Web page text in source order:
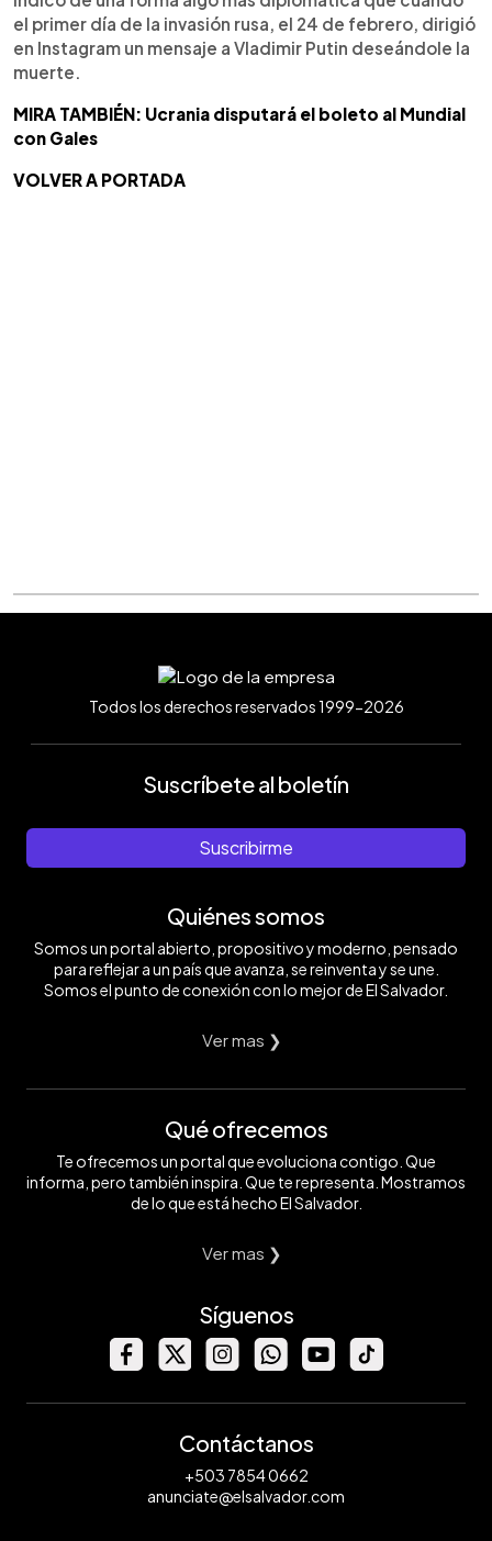
el primer día de la invasión rusa, el 24 de febrero, dirigió
en Instagram un mensaje a Vladimir Putin deseándole la
muerte.
MIRA TAMBIÉN: Ucrania disputará el boleto al Mundial
con Gales
VOLVER A PORTADA
Todos los derechos reservados 1999-2026
Suscríbete al boletín
Suscribirme
Quiénes somos
Somos un portal abierto, propositivo y moderno, pensado
para reflejar a un país que avanza, se reinventa y se une.
Somos el punto de conexión con lo mejor de El Salvador.
Ver mas ❯
Qué ofrecemos
Te ofrecemos un portal que evoluciona contigo. Que
informa, pero también inspira. Que te representa. Mostramos
de lo que está hecho El Salvador.
Ver mas ❯
Síguenos
Contáctanos
+503 7854 0662
anunciate@elsalvador.com